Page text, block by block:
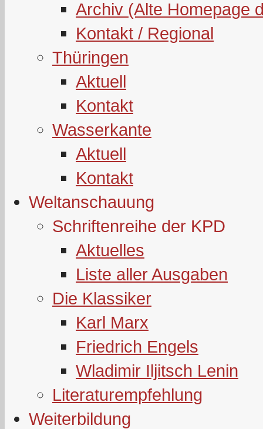
Archiv (Alte Homepage
Kontakt / Regional
Thüringen
Aktuell
Kontakt
Wasserkante
Aktuell
Kontakt
Weltanschauung
Schriftenreihe der KPD
Aktuelles
Liste aller Ausgaben
Die Klassiker
Karl Marx
Friedrich Engels
Wladimir Iljitsch Lenin
Literaturempfehlung
Weiterbildung